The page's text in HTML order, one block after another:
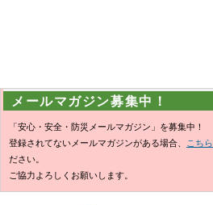
メールマガジン募集中！
「安心・安全・防災メールマガジン」を募集中！
登録されてないメールマガジンがある場合、
こちら
ださい。
ご協力よろしくお願いします。